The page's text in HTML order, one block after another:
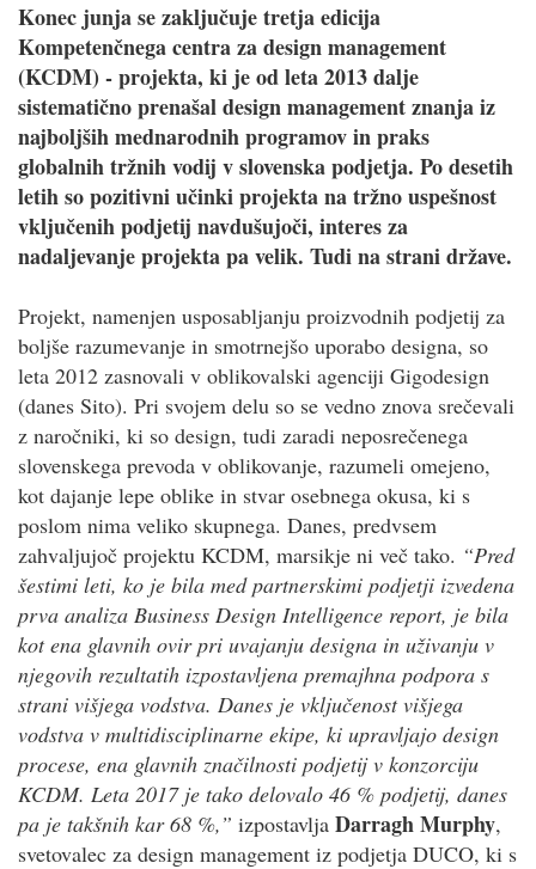
Konec junja se zaključuje tretja edicija
Kompetenčnega centra za design management
(KCDM) - projekta, ki je od leta 2013 dalje
sistematično prenašal design management znanja iz
najboljših mednarodnih programov in praks
globalnih tržnih vodij v slovenska podjetja. Po desetih
letih so pozitivni učinki projekta na tržno uspešnost
vključenih podjetij navdušujoči, interes za
nadaljevanje projekta pa velik. Tudi na strani države.
Projekt, namenjen usposabljanju proizvodnih podjetij za
boljše razumevanje in smotrnejšo uporabo designa, so
leta 2012 zasnovali v oblikovalski agenciji Gigodesign
(danes Sito). Pri svojem delu so se vedno znova srečevali
z naročniki, ki so design, tudi zaradi neposrečenega
slovenskega prevoda v oblikovanje, razumeli omejeno,
kot dajanje lepe oblike in stvar osebnega okusa, ki s
poslom nima veliko skupnega. Danes, predvsem
zahvaljujoč projektu KCDM, marsikje ni več tako. “Pred
šestimi leti, ko je bila med partnerskimi podjetji izvedena
prva analiza Business Design Intelligence report, je bila
kot ena glavnih ovir pri uvajanju designa in uživanju v
njegovih rezultatih izpostavljena premajhna podpora s
strani višjega vodstva. Danes je vključenost višjega
vodstva v multidisciplinarne ekipe, ki upravljajo design
procese, ena glavnih značilnosti podjetij v konzorciju
KCDM. Leta 2017 je tako delovalo 46 % podjetij, danes
pa je takšnih kar 68 %,” izpostavlja Darragh Murphy,
svetovalec za design management iz podjetja DUCO, ki s